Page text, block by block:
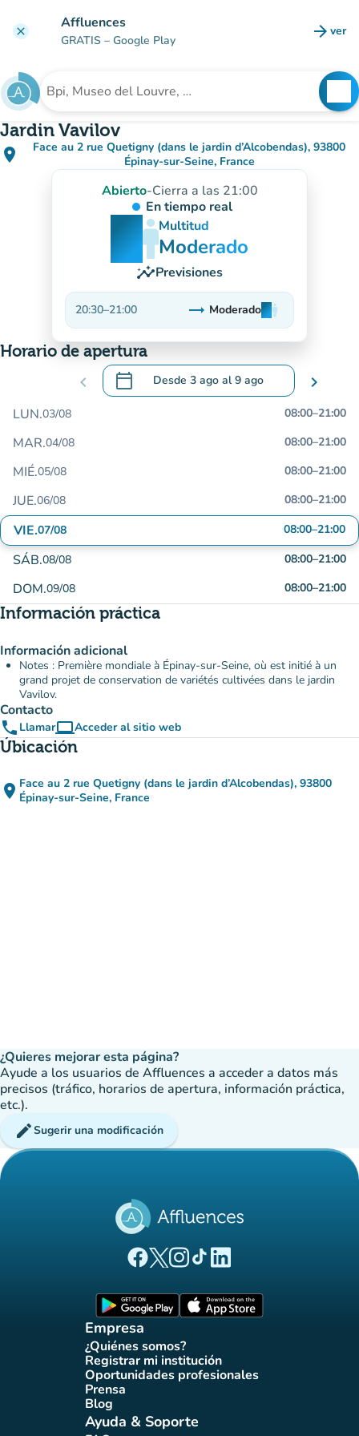
clear Affluences
GRATIS – Google Play arrow_forward ver
Buscar un establecimiento
Jardin Vavilov
place
Face au 2 rue Quetigny (dans le jardin d’Alcobendas), 93800
Épinay-sur-Seine, France
(abrir en Google Maps)
(nueva pestaña)
Abierto-Cierra a las 21:00
En tiempo real
man
man
manMultitud
Moderado
insightsPrevisiones
20:30–21:00 trending_flat
Estable
Moderadoman
man
man
Horario de apertura
chevron_left calendar_today Desde 3 ago al9 ago
.Abra el calendario para cambiar las
chevron_right
LUN.03/08 08:00–21:00
MAR.04/08 08:00–21:00
MIÉ.05/08 08:00–21:00
JUE.06/08 08:00–21:00
VIE.07/08 08:00–21:00
SÁB.08/08 08:00–21:00
DOM.09/08 08:00–21:00
Información práctica
Información adicional
Notes : Première mondiale à Épinay-sur-Seine, où est initié à un
grand projet de conservation de variétés cultivées dans le jardin
Vavilov.
Contacto
phone LlamarcomputerAcceder al sitio web
(nueva pestaña)
Úbicación
place Face au 2 rue Quetigny (dans le jardin d’Alcobendas), 93800
Épinay-sur-Seine, France
¿Quieres mejorar esta página?
Ayude a los usuarios de Affluences a acceder a datos más
precisos (tráfico, horarios de apertura, información práctica,
etc.).
editSugerir una modificación
(nueva pestaña)
(nueva pestaña)
(nueva pestaña)
(nueva pestaña)
(nueva pestaña)
Empresa
¿Quiénes somos?
(nueva pestaña)
Registrar mi institución
(nueva pestaña)
Oportunidades profesionales
(nueva pestaña)
Prensa(nueva pestaña)
Blog(nueva pestaña)
Ayuda & Soporte